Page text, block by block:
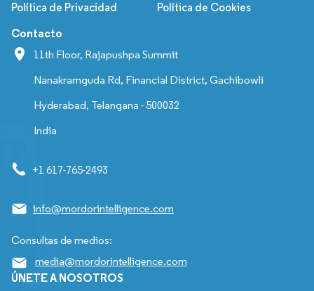
Política de Privacidad Política de Cookies
Contacto
11th Floor, Rajapushpa Summit
Nanakramguda Rd, Financial District, Gachibowli
Hyderabad, Telangana - 500032
India
+1 617-765-2493
info@mordorintelligence.com
Consultas de medios:
media@mordorintelligence.com
ÚNETE A NOSOTROS